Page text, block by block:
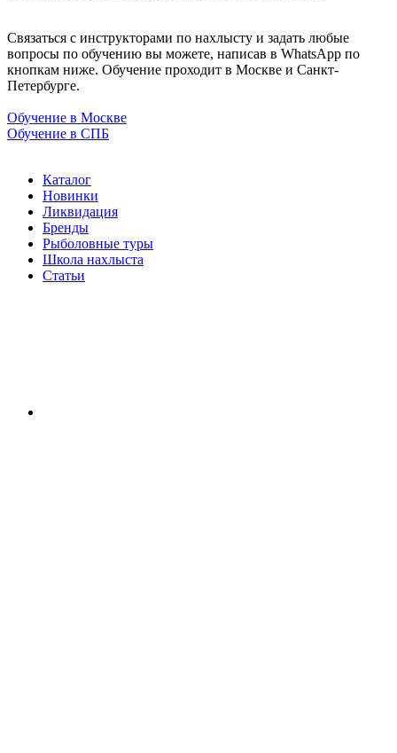
Связаться с инструкторами по нахлысту и задать любые
вопросы по обучению вы можете, написав в WhatsApp по
кнопкам ниже. Обучение проходит в Москве и Санкт-
Петербурге.
Обучение в Москве
Обучение в СПБ
Каталог
Новинки
Ликвидация
Бренды
Рыболовные туры
Школа нахлыста
Статьи